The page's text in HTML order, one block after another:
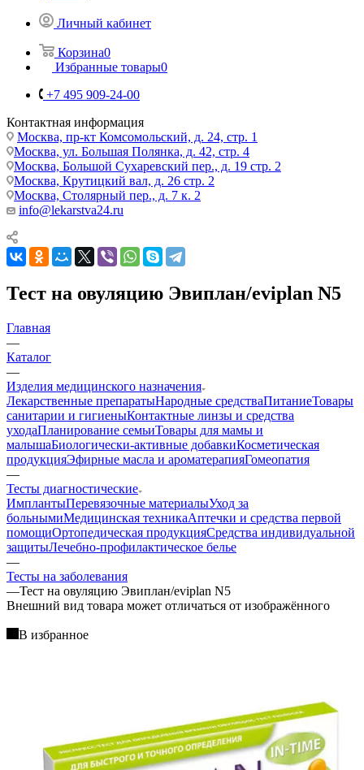
Личный кабинет
Корзина0
Избранные товары0
+7 495 909-24-00
Контактная информация
Москва, пр-кт Комсомольский, д. 24, стр. 1
Москва, ул. Большая Полянка, д. 42, стр. 4
Москва, Большой Сухаревский пер., д. 19 стр. 2
Москва, Крутицкий вал, д. 26 стр. 2
Москва, Столярный пер., д. 7 к. 2
info@lekarstva24.ru
Тест на овуляцию Эвиплан/eviplan N5
Главная
—
Каталог
—
Изделия медицинского назначения
Лекарственные препаратыНародные средстваПитаниеТовары
санитарии и гигиеныКонтактные линзы и средства
уходаПланирование семьиТовары для мамы и
малышаБиологически-активные добавкиКосметическая
продукцияЭфирные масла и ароматерапияГомеопатия
—
Тесты диагностические
ИмплантыПеревязочные материалыУход за
больнымиМедицинская техникаАптечки и средства первой
помощиОртопедическая продукцияСредства индивидуальной
защитыЛечебно-профилактическое белье
—
Тесты на заболевания
—Тест на овуляцию Эвиплан/eviplan N5
Bнешний вид товара может отличаться от изображённого
В избранное